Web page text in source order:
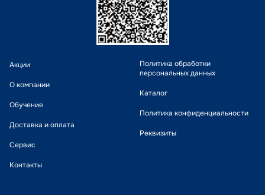
Акции
О компании
Обучение
Доставка и оплата
Сервис
Контакты
Политика обработки
персональных данных
Каталог
Политика конфиденциальности
Реквизиты